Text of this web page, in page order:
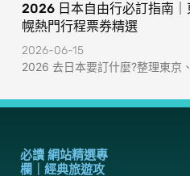
2026 日本自由行必訂指南
幌熱門行程票券精選
2026-06-15
2026 去日本要訂什麼?整理東京
必讀 網站精選專
欄｜經典旅遊攻